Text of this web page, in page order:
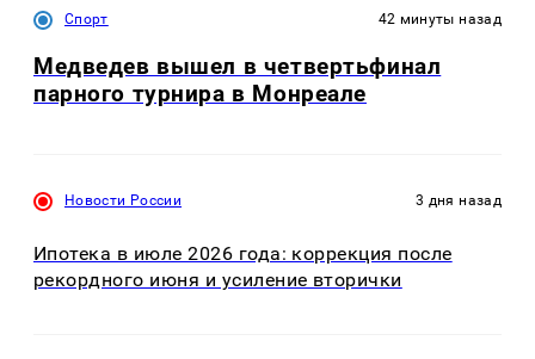
Спорт 42 минуты назад
Медведев вышел в четвертьфинал
парного турнира в Монреале
Новости России 3 дня назад
Ипотека в июле 2026 года: коррекция после
рекордного июня и усиление вторички